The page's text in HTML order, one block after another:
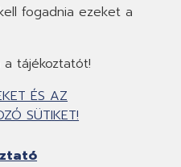
fogadnia ezeket a
a tájékoztatót!
ÉS AZ
SÜTIKET!